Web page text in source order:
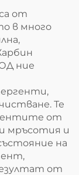
от
в много
ние
Те
от
мръсотия и
на
от